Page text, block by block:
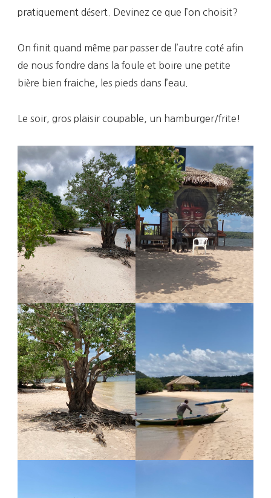
pratiquement désert. Devinez ce que l’on choisit?
On finit quand même par passer de l’autre coté afin
de nous fondre dans la foule et boire une petite
bière bien fraiche, les pieds dans l’eau.
Le soir, gros plaisir coupable, un hamburger/frite!